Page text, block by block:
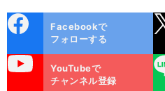
ok
Facebookで
フォローする
YouTubeで
チャンネル登録
LINE